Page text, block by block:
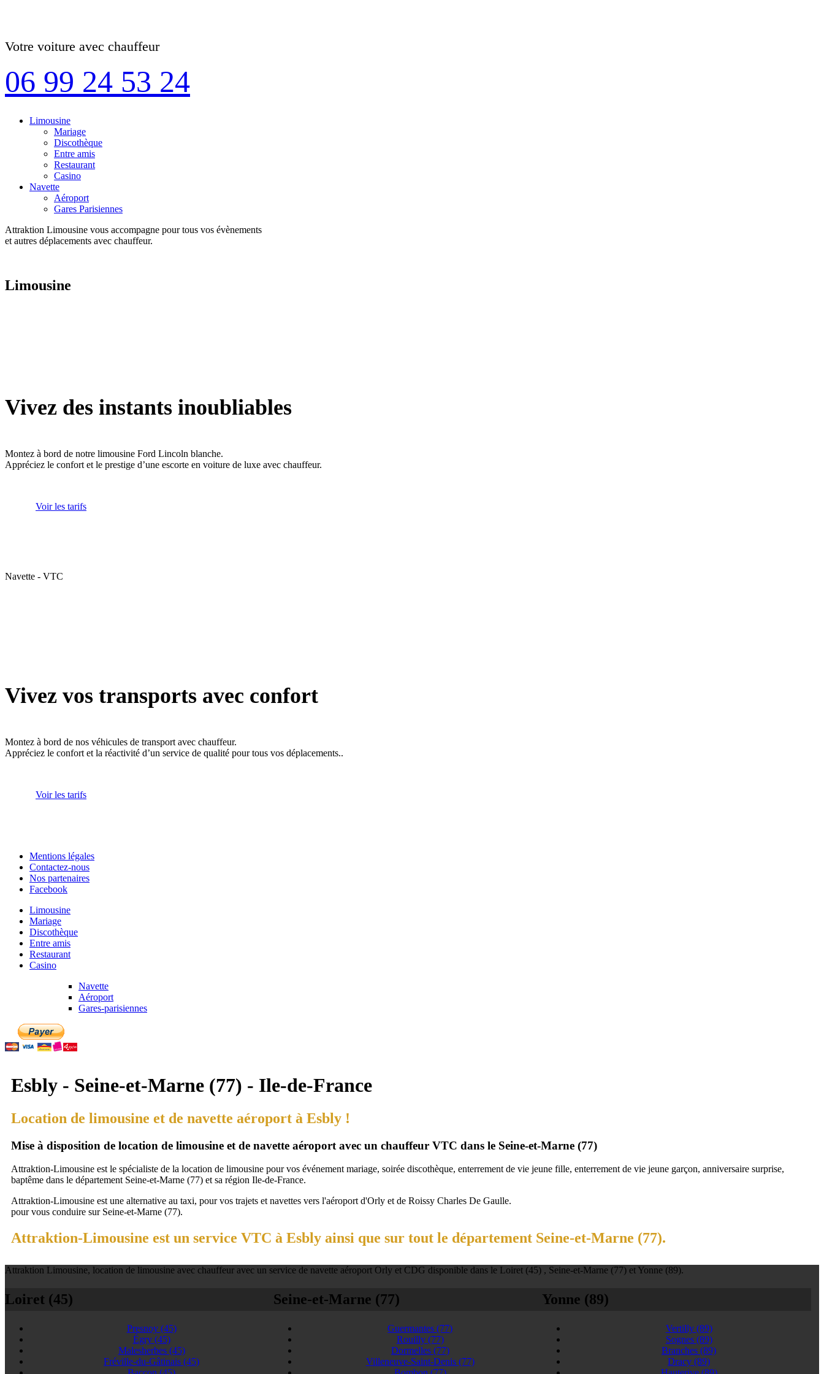
Votre voiture avec chauffeur
06 99 24 53 24
Limousine
Mariage
Discothèque
Entre amis
Restaurant
Casino
Navette
Aéroport
Gares Parisiennes
Attraktion Limousine vous accompagne pour tous vos évènements
et autres déplacements avec chauffeur.
Limousine
Vivez des instants inoubliables
Montez à bord de notre limousine Ford Lincoln blanche.
Appréciez le confort et le prestige d’une escorte en voiture de luxe avec chauffeur.
Voir les tarifs
Navette - VTC
Vivez vos transports avec confort
Montez à bord de nos véhicules de transport avec chauffeur.
Appréciez le confort et la réactivité d’un service de qualité pour tous vos déplacements..
Voir les tarifs
Mentions légales
Contactez-nous
Nos partenaires
Facebook
Limousine
Mariage
Discothèque
Entre amis
Restaurant
Casino
Navette
Aéroport
Gares-parisiennes
Esbly - Seine-et-Marne (77) - Ile-de-France
Location de limousine et de navette aéroport à Esbly !
Mise à disposition de location de limousine et de navette aéroport avec un chauffeur VTC dans le Seine-et-Marne (77)
Attraktion-Limousine est le spécialiste de la location de limousine pour vos événement mariage, soirée discothèque, enterrement de vie jeune fille, enterrement de vie jeune garçon, anniversaire surprise,
baptême dans le département Seine-et-Marne (77) et sa région Ile-de-France.
Attraktion-Limousine est une alternative au taxi, pour vos trajets et navettes vers l'aéroport d'Orly et de Roissy Charles De Gaulle.
pour vous conduire sur Seine-et-Marne (77).
Attraktion-Limousine est un service VTC à Esbly ainsi que sur tout le département Seine-et-Marne (77).
Attraktion Limousine, location de limousine avec chauffeur avec un service de navette aéroport Orly et CDG disponible dans le Loiret (45) , Seine-et-Marne (77) et Yonne (89).
Loiret (45)
Presnoy (45)
Égry (45)
Malesherbes (45)
Fréville-du-Gâtinais(45)
Seine-et-Marne (77)
Guermantes(77)
Rouilly (77)
Dormelles (77)
Villeneuve-Saint-Denis (77)
Yonne (89)
Vertilly (89)
Sognes (89)
Branches(89)
Dracy(89)